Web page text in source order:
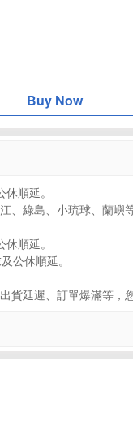
Buy Now
順延。
、綠島、小琉球、蘭嶼
順延。
公休順延。
貨延遲、訂單爆滿等，